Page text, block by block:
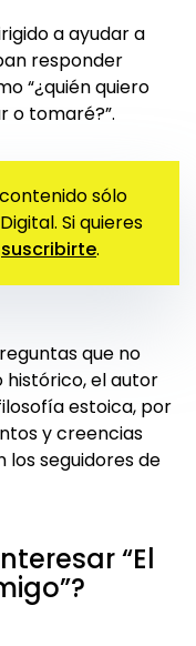
a ayudar a
responder
“¿quién quiero
o tomaré?”.
sólo
Si quieres
suscribirte.
que no
histórico, el autor
estoica, por
y creencias
los seguidores de
“El